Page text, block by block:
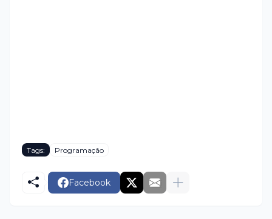
Tags: Programação
Facebook